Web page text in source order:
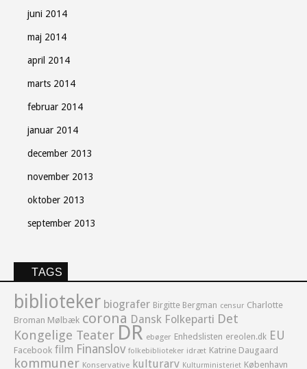
juni 2014
maj 2014
april 2014
marts 2014
februar 2014
januar 2014
december 2013
november 2013
oktober 2013
september 2013
TAGS
biblioteker biografer Birgitte Bergman censur Charlotte
Broman Mølbæk corona Dansk Folkeparti Det
Kongelige Teater DR ebøger Enhedslisten ereolen.dk EU
Facebook film Finanslov folkebiblioteker idræt Katrine Daugaard
kommuner Konservative kulturarv Kulturministeriet København